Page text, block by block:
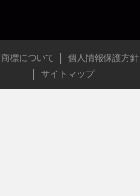
商標について 個人情報保護方針
サイトマップ